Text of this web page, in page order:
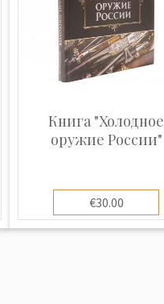
Книга "Холодное
оружие России"
€30.00